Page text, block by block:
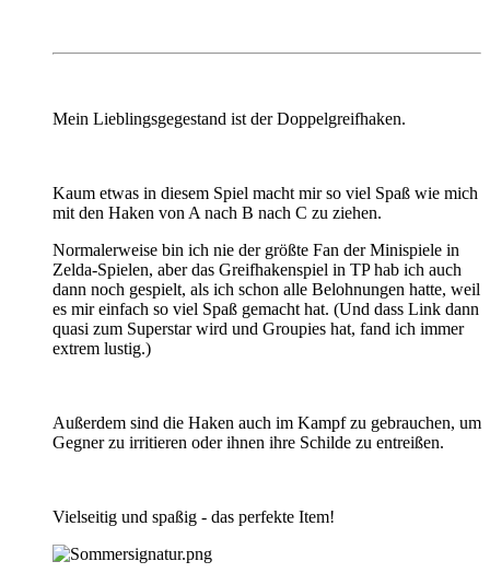
Mein Lieblingsgegestand ist der Doppelgreifhaken.
Kaum etwas in diesem Spiel macht mir so viel Spaß wie mich
mit den Haken von A nach B nach C zu ziehen.
Normalerweise bin ich nie der größte Fan der Minispiele in
Zelda-Spielen, aber das Greifhakenspiel in TP hab ich auch
dann noch gespielt, als ich schon alle Belohnungen hatte, weil
es mir einfach so viel Spaß gemacht hat. (Und dass Link dann
quasi zum Superstar wird und Groupies hat, fand ich immer
extrem lustig.)
Außerdem sind die Haken auch im Kampf zu gebrauchen, um
Gegner zu irritieren oder ihnen ihre Schilde zu entreißen.
Vielseitig und spaßig - das perfekte Item!